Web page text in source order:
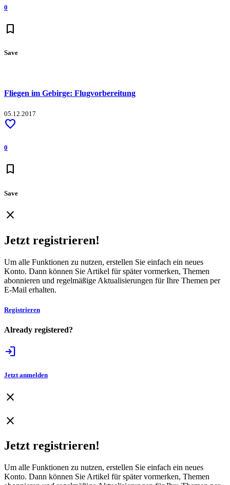
0
bookmark
Save
Fliegen im Gebirge: Flugvorbereitung
05.12.2017
favorite
0
bookmark
Save
close
Jetzt registrieren!
Um alle Funktionen zu nutzen, erstellen Sie einfach ein neues
Konto. Dann können Sie Artikel für später vormerken, Themen
abonnieren und regelmäßige Aktualisierungen für Ihre Themen per
E-Mail erhalten.
Registrieren
Already registered?
login
Jetzt anmelden
close
close
Jetzt registrieren!
Um alle Funktionen zu nutzen, erstellen Sie einfach ein neues
Konto. Dann können Sie Artikel für später vormerken, Themen